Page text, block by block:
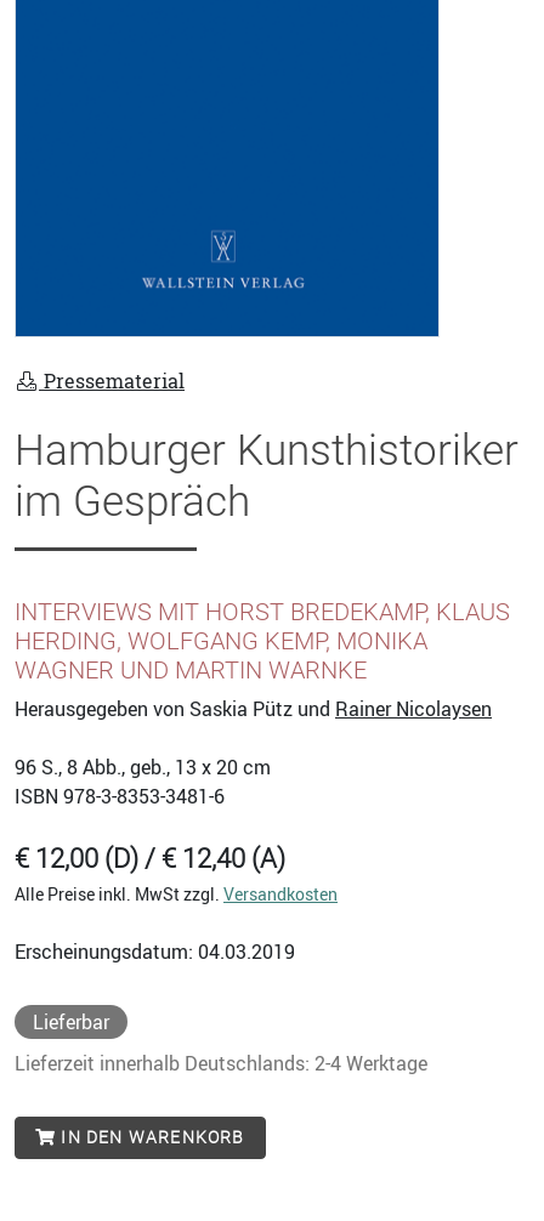
Pressematerial
Hamburger Kunsthistoriker
im Gespräch
INTERVIEWS MIT HORST BREDEKAMP, KLAUS
HERDING, WOLFGANG KEMP, MONIKA
WAGNER UND MARTIN WARNKE
Herausgegeben von Saskia Pütz und Rainer Nicolaysen
96 S., 8 Abb., geb., 13 x 20 cm
ISBN 978-3-8353-3481-6
€ 12,00 (D) / € 12,40 (A)
Alle Preise inkl. MwSt zzgl. Versandkosten
Erscheinungsdatum: 04.03.2019
Lieferbar
Lieferzeit innerhalb Deutschlands: 2-4 Werktage
IN DEN WARENKORB